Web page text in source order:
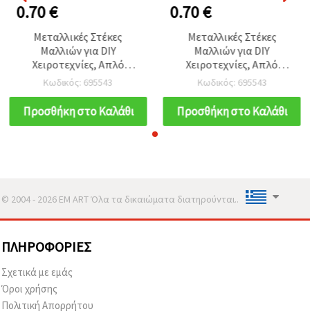
0.70 €
Μεταλλικές Στέκες
Μαλλιών για DIY
Χειροτεχνίες, Απλό
Σχέδιο, 3 mm, Ασημί –
Σετ 5 τμχ
Κωδικός: 695543
Προσθήκη στο Καλάθι
0.70 €
Μεταλλικές Στέκες
Μαλλιών για DIY
Χειροτεχνίες, Απλό
Σχέδιο, 3 mm, Ασημί –
Σετ 5 τμχ
Κωδικός: 695543
Προσθήκη στο Καλάθι
© 2004 - 2026 EM ART Όλα τα δικαιώματα διατηρούνται..
ΠΛΗΡΟΦΟΡΊΕΣ
Σχετικά με εμάς
Όροι χρήσης
Πολιτική Απορρήτου